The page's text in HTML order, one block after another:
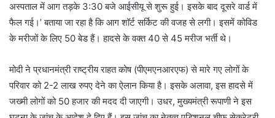
अस्पताल में आग तड़के 3:30 बजे आईसीयू से शुरू हुई। इसके बाद दूसरे वार्ड में
फैल गई।’ बताया जा रहा है कि आग शॉर्ट सर्किट की वजह से लगी। इसमें कोविड
के मरीजों के लिए 50 बेड हैं। हादसे के वक्त 40 से 45 मरीज भर्ती थे।
मोदी ने प्रधानमंत्री राष्ट्रीय राहत कोष (पीएमएनआरएफ) से मारे गए लोगों के
परिवार को 2-2 लाख रुपए देने का ऐलान किया है। इसके अलावा, इस हादसे में
जख्मी लोगों को 50 हजार की मदद दी जाएगी। उधर, मुख्यमंत्री रूपाणी ने इस